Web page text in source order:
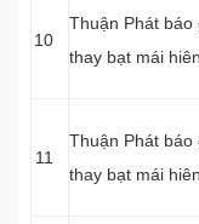
10
Thuận Phát báo
thay bạt mái
11
Thuận Phát báo
thay bạt mái